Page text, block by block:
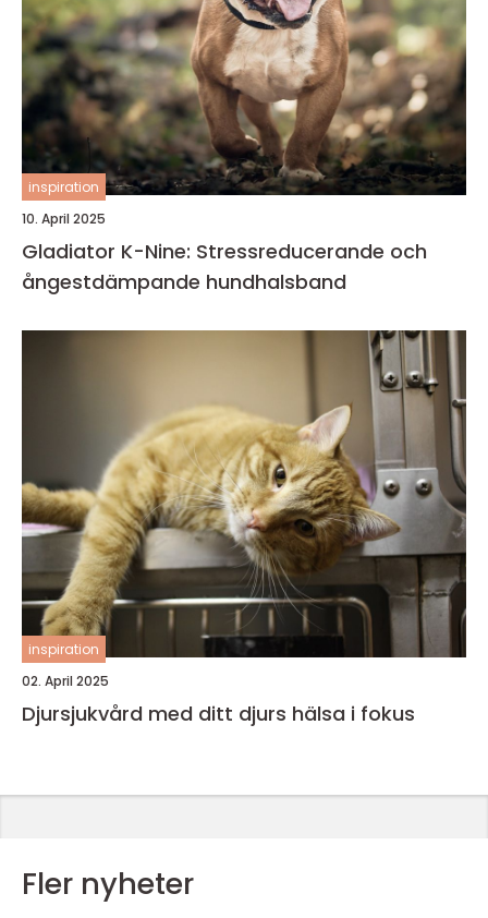
inspiration
10. April 2025
Gladiator K-Nine: Stressreducerande och
ångestdämpande hundhalsband
inspiration
02. April 2025
Djursjukvård med ditt djurs hälsa i fokus
Fler nyheter